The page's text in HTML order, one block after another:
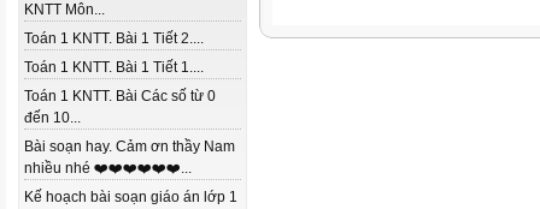
KNTT Môn...
Toán 1 KNTT. Bài 1 Tiết 2....
Toán 1 KNTT. Bài 1 Tiết 1....
Toán 1 KNTT. Bài Các số từ 0
đến 10...
Bài soạn hay. Cảm ơn thầy Nam
nhiều nhé ❤️❤️❤️❤️❤️❤️...
Kế hoạch bài soạn giáo án lớp 1